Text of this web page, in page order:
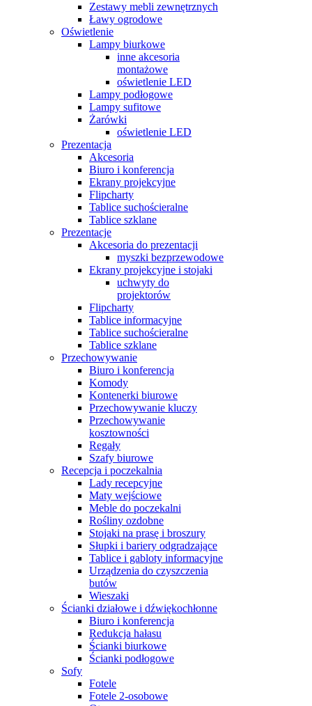
Zestawy mebli zewnętrznych
Ławy ogrodowe
Oświetlenie
Lampy biurkowe
inne akcesoria
montażowe
oświetlenie LED
Lampy podłogowe
Lampy sufitowe
Żarówki
oświetlenie LED
Prezentacja
Akcesoria
Biuro i konferencja
Ekrany projekcyjne
Flipcharty
Tablice suchościeralne
Tablice szklane
Prezentacje
Akcesoria do prezentacji
myszki bezprzewodowe
Ekrany projekcyjne i stojaki
uchwyty do
projektorów
Flipcharty
Tablice informacyjne
Tablice suchościeralne
Tablice szklane
Przechowywanie
Biuro i konferencja
Komody
Kontenerki biurowe
Przechowywanie kluczy
Przechowywanie
kosztowności
Regały
Szafy biurowe
Recepcja i poczekalnia
Lady recepcyjne
Maty wejściowe
Meble do poczekalni
Rośliny ozdobne
Stojaki na prasę i broszury
Słupki i bariery odgradzające
Tablice i gabloty informacyjne
Urządzenia do czyszczenia
butów
Wieszaki
Ścianki działowe i dźwiękochłonne
Biuro i konferencja
Redukcja hałasu
Ścianki biurkowe
Ścianki podłogowe
Sofy
Fotele
Fotele 2-osobowe